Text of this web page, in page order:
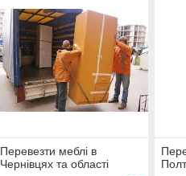
Перевезти меблі в
Чернівцях та області